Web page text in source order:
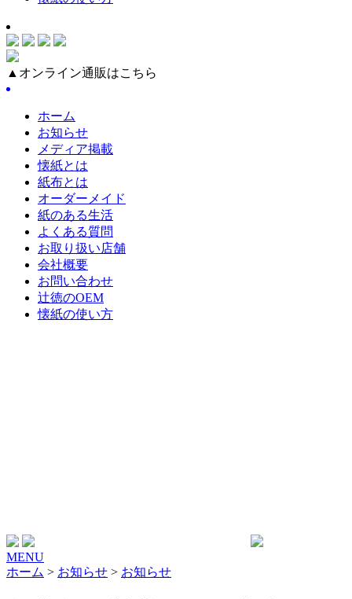
▲オンライン通販はこちら
ホーム
お知らせ
メディア掲載
懐紙とは
紙布とは
オーダーメイド
紙のある生活
よくある質問
お取り扱い店舗
会社概要
お問い合わせ
辻徳のOEM
懐紙の使い方
MENU
ホーム > お知らせ > お知らせ